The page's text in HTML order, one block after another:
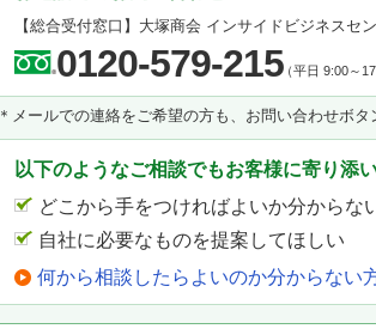
【総合受付窓口】 大塚商会 インサイドビジネスセ
0120-579-215（平日 9:00～
＊メールでの連絡をご希望の方も、お問い合わせボタ
以下のようなご相談でもお客様に寄り添
どこから手をつければよいか分からな
自社に必要なものを提案してほしい
何から相談したらよいのか分からない